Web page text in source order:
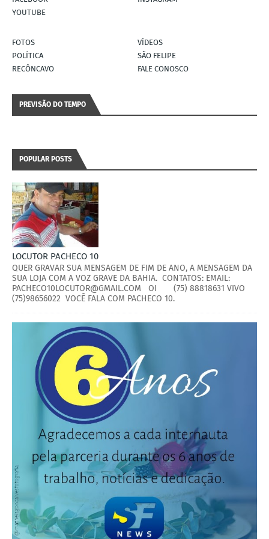
YOUTUBE
FOTOS
VÍDEOS
POLÍTICA
SÃO FELIPE
RECÔNCAVO
FALE CONOSCO
PREVISÃO DO TEMPO
POPULAR POSTS
LOCUTOR PACHECO 10
QUER GRAVAR SUA MENSAGEM DE FIM DE ANO, A MENSAGEM DA
SUA LOJA COM A VOZ GRAVE DA BAHIA. CONTATOS: EMAIL:
PACHECO10LOCUTOR@GMAIL.COM OI (75) 88818631 VIVO
(75)98656022 VOCÊ FALA COM PACHECO 10.